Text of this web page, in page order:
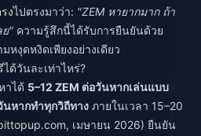
งไปตรงมาว่า: "ZEM หายากมาก ถ้า
ย" ความรู้สึกนี้ได้รับการยืนยันด้วย
หงุดหงิดเพียงอย่างเดียว
ด้วันละเท่าไหร่?
าได้ 5–12 ZEM ต่อวันหากเล่นแบบ
นหากทำทุกวิถีทาง ภายในเวลา 15–20
เมษายน 2026) ยืนยัน